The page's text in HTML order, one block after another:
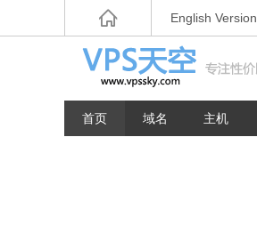
English Version
首页 域名 主机